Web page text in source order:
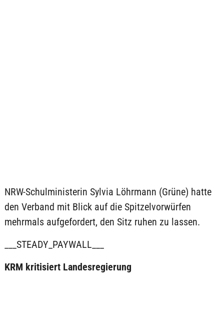
NRW-Schulministerin Sylvia Löhrmann (Grüne) hatte
den Verband mit Blick auf die Spitzelvorwürfen
mehrmals aufgefordert, den Sitz ruhen zu lassen.
___STEADY_PAYWALL___
KRM kritisiert Landesregierung